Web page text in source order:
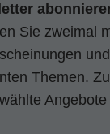
Sie zweimal
Themen.